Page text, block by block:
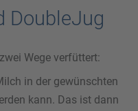
DoubleJug
Wege verfüttert:
in der gewünschten
kann. Das ist dann